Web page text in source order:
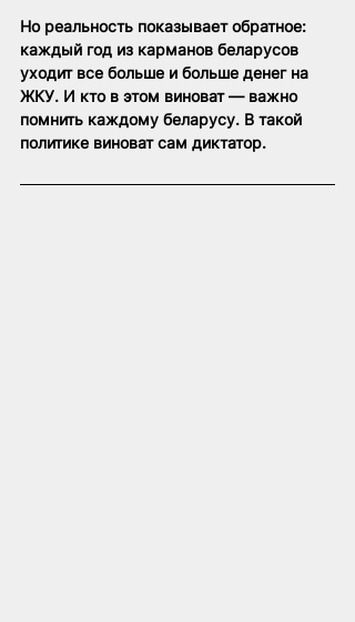
Но реальность показывает обратное:
каждый год из карманов беларусов
уходит все больше и больше денег на
ЖКУ. И кто в этом виноват — важно
помнить каждому беларусу. В такой
политике виноват сам диктатор.